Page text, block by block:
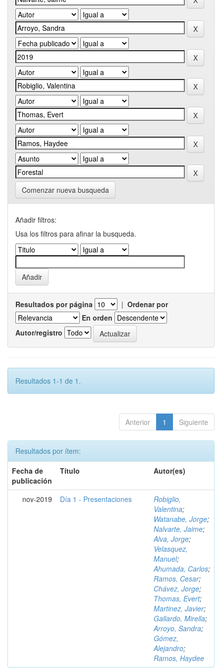
Comenzar nueva busqueda
Añadir filtros:
Usa los filtros para afinar la busqueda.
Resultados por página | Ordenar por
En orden
Autor/registro
Resultados 1-1 de 1.
Anterior 1 Siguiente
Resultados por ítem:
Fecha de
publicación
Título Autor(es)
nov-2019 Día 1 - Presentaciones
Robiglio,
Valentina;
Watanabe, Jorge;
Nalvarte, Jaime;
Alva, Jorge;
Velasquez,
Manuel;
Ahumada, Carlos;
Ramos, Cesar;
Chávez, Jorge;
Thomas, Evert;
Martinez, Javier;
Gallardo, Mirella;
Arroyo, Sandra;
Gómez,
Alejandro;
Ramos, Haydee